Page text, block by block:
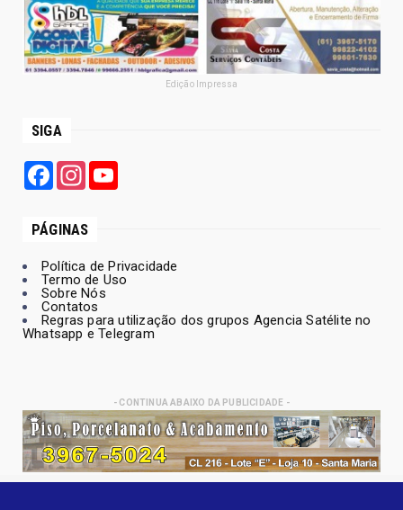
Edição Impressa
SIGA
FacebookInstagram
PÁGINAS
Política de Privacidade
Termo de Uso
Sobre Nós
Contatos
Regras para utilização dos grupos Agencia Satélite no
Whatsapp e Telegram
- CONTINUA ABAIXO DA PUBLICIDADE -